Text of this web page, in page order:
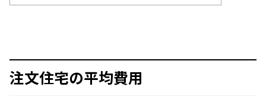
注文住宅の平均費用